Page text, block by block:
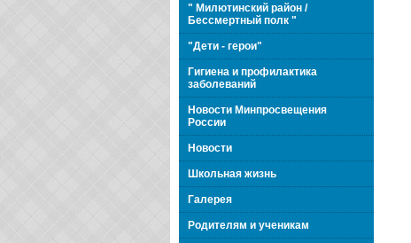
" Милютинский район /
Бессмертный полк "
"Дети - герои"
Гигиена и профилактика
заболеваний
Новости Минпросвещения
России
Новости
Школьная жизнь
Галерея
Родителям и ученикам